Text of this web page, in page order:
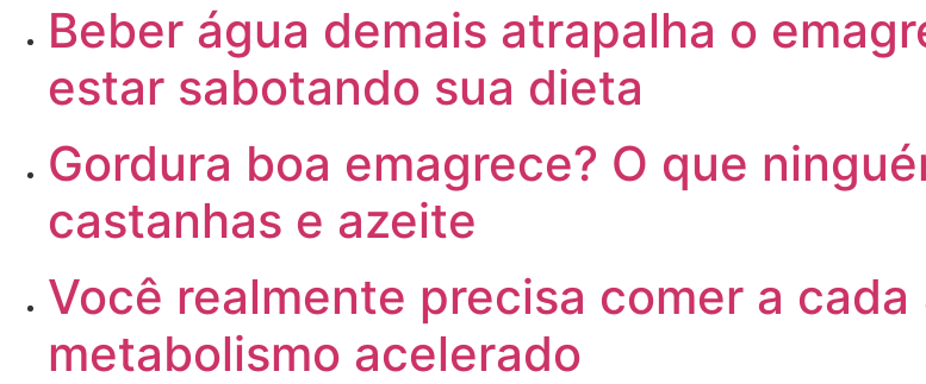
Beber água demais atrapalha o
estar sabotando sua dieta
Gordura boa emagrece? O que
castanhas e azeite
Você realmente precisa comer a
metabolismo acelerado